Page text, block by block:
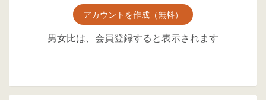
アカウントを作成（無料）
男女比は、会員登録すると表示されます